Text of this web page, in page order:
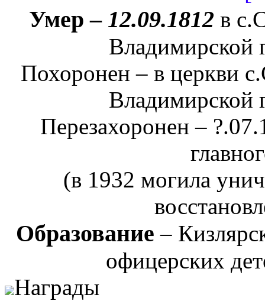
Умер – 12.09.1812 в
Владимирской
Похоронен – в церкви
Владимирской
Перезахоронен –
(в 1932 могила
Образование –
офицерских
Награды